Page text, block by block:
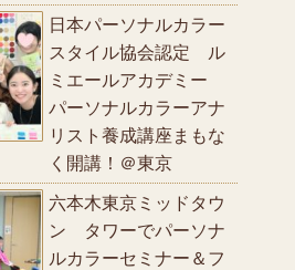
日本パーソナルカラー
スタイル協会認定 ル
ミエールアカデミー
パーソナルカラーアナ
リスト養成講座まもな
く開講！＠東京
六本木東京ミッドタウ
ン タワーでパーソナ
ルカラーセミナー＆フ